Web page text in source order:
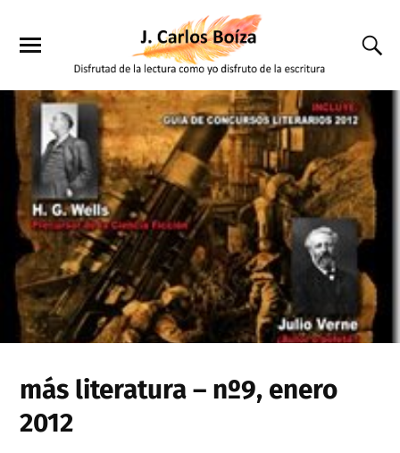
más literatura – nº9, enero
2012